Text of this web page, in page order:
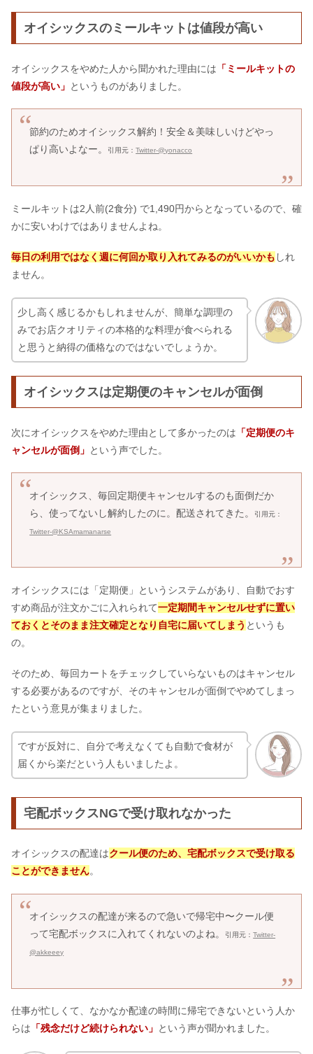
オイシックスのミールキットは値段が高い
オイシックスをやめた人から聞かれた理由には 「ミールキットの
値段が高い」 というものがありました。
節約のためオイシックス解約！安全＆美味しいけどやっ
ぱり高いよなー。
引用元：Twitter-@yonacco
ミールキットは2人前(2食分) で1,490円からとなっているので、確
かに安いわけではありませんよね。
毎日の利用ではなく週に何回か取り入れてみるのがいいかも しれ
ません。
少し高く感じるかもしれませんが、簡単な調理の
みでお店クオリティの本格的な料理が食べられる
と思うと納得の価格なのではないでしょうか。
オイシックスは定期便のキャンセルが面倒
次にオイシックスをやめた理由として多かったのは 「定期便のキ
ャンセルが面倒」 という声でした。
オイシックス、毎回定期便キャンセルするのも面倒だか
ら、使ってないし解約したのに。配送されてきた。
引用元：
Twitter-@KSAmamanarse
オイシックスには「定期便」というシステムがあり、自動でおす
すめ商品が注文かごに入れられて一定期間キャンセルせずに置い
ておくとそのまま注文確定となり自宅に届いてしまう というも
の。
そのため、毎回カートをチェックしていらないものはキャンセル
する必要があるのですが、そのキャンセルが面倒でやめてしまっ
たという意見が集まりました。
ですが反対に、自分で考えなくても自動で食材が
届くから楽だという人もいましたよ。
宅配ボックスNGで受け取れなかった
オイシックスの配達はクール便のため、宅配ボックスで受け取る
ことができません。
オイシックスの配達が来るので急いで帰宅中〜クール便
って宅配ボックスに入れてくれないのよね。
引用元：Twitter-
@akkeeey
仕事が忙しくて、なかなか配達の時間に帰宅できないという人か
らは 「残念だけど続けられない」 という声が聞かれました。